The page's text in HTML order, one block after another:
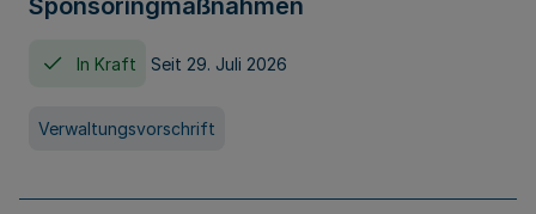
Sponsoringmaßnahmen
In Kraft Seit 29. Juli 2026
Verwaltungsvorschrift